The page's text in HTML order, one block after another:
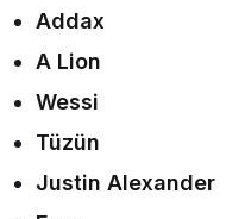
Addax
A Lion
Wessi
Tüzün
Justin Alexander